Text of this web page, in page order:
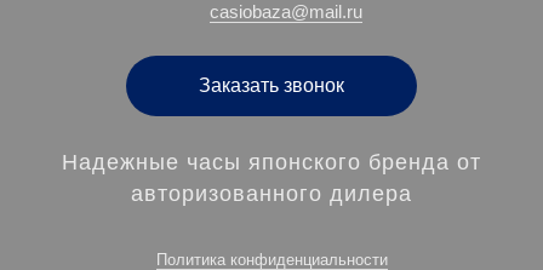
casiobaza@mail.ru
Заказать звонок
Надежные часы японского бренда от
авторизованного дилера
Политика конфиденциальности